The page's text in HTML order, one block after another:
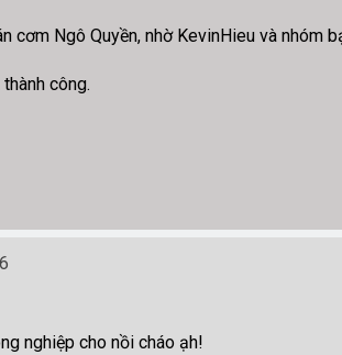
cơm Ngô Quyền, nhờ KevinHieu và nhóm
công.
nghiệp cho nồi cháo ạh!